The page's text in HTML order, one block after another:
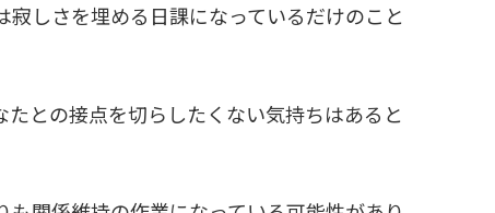
しさを埋める日課になっているだけのこと
との接点を切らしたくない気持ちはあると